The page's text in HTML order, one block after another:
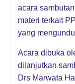
acara
materi terkait
yang
Acara dibuka
dilanjutkan
Drs Marwata